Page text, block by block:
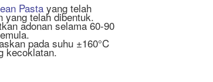
Pasta yang telah
yang telah dibentuk.
adonan selama 60-90
pada suhu ±160°C
kecoklatan.